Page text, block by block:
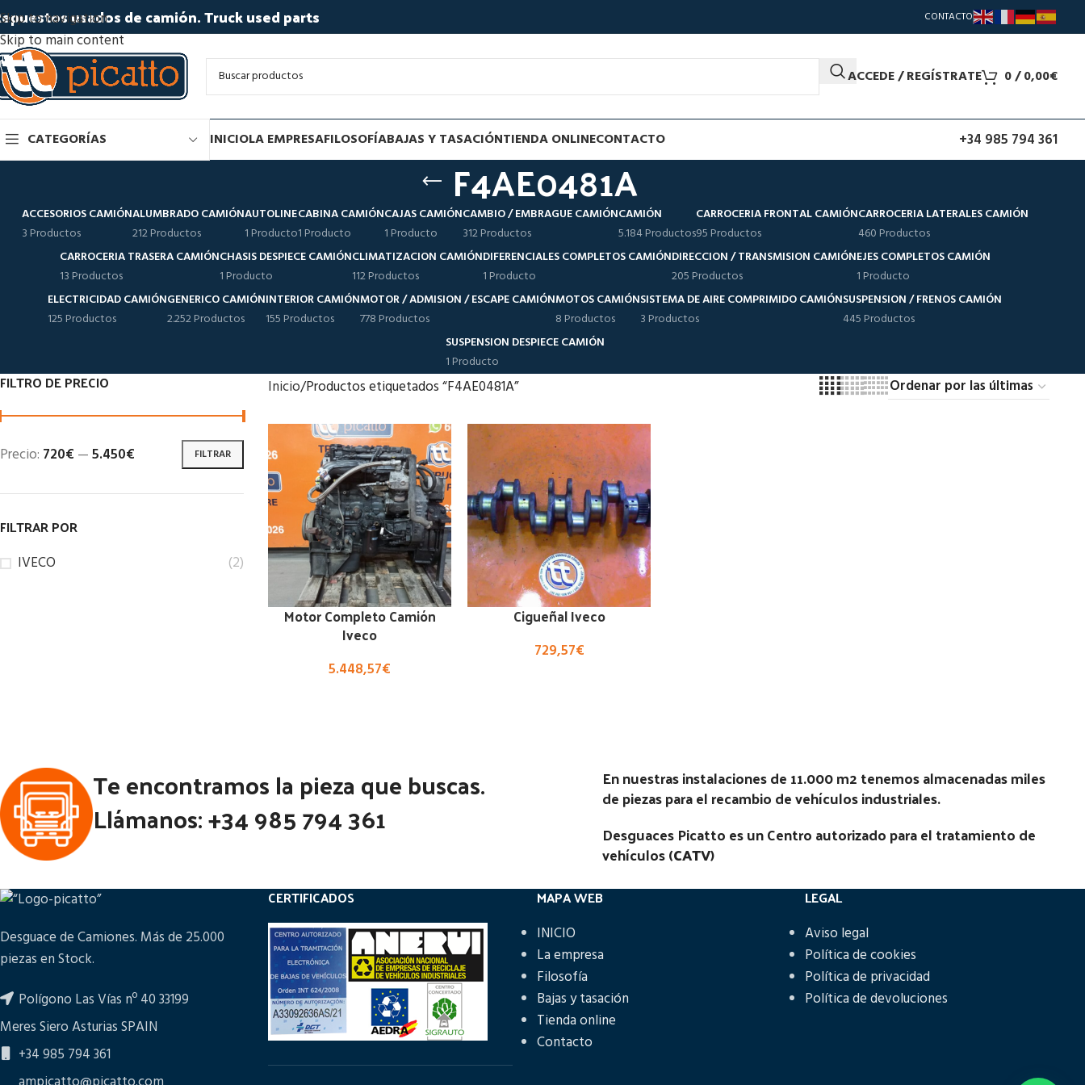
Skip to navigation
Skip to main content
usados de camión. Truck used parts CONTACTO
ACCEDE / REGÍSTRATE 0/0,00€
CATEGORÍAS INICIOLA EMPRESAFILOSOFÍABAJAS Y TASACIÓNTIENDA ONLINECONTACTO +34 985 794 361
F4AE0481A
ACCESORIOS CAMIÓN
3 Productos
ALUMBRADO CAMIÓN
212 Productos
AUTOLINE
1 Producto
CABINA CAMIÓN
1 Producto
CAJAS CAMIÓN
1 Producto
CAMBIO / EMBRAGUE CAMIÓN
312 Productos
CAMIÓN
5.184 Productos
CARROCERIA FRONTAL CAMIÓN
95 Productos
CARROCERIA LATERALES CAMIÓN
460 Productos
CARROCERIA TRASERA CAMIÓN
13 Productos
CHASIS DESPIECE CAMIÓN
1 Producto
CLIMATIZACION CAMIÓN
112 Productos
DIFERENCIALES COMPLETOS CAMIÓN
1 Producto
DIRECCION / TRANSMISION CAMIÓN
205 Productos
EJES COMPLETOS CAMIÓN
1 Producto
ELECTRICIDAD CAMIÓN
125 Productos
GENERICO CAMIÓN
2.252 Productos
INTERIOR CAMIÓN
155 Productos
MOTOR / ADMISION / ESCAPE CAMIÓN
778 Productos
MOTOS CAMIÓN
8 Productos
SISTEMA DE AIRE COMPRIMIDO CAMIÓN
3 Productos
SUSPENSION / FRENOS CAMIÓN
445 Productos
SUSPENSION DESPIECE CAMIÓN
1 Producto
FILTRO DE PRECIO
FILTRAR
Precio: 720€ —5.450€
FILTRAR POR
IVECO (2)
Inicio Productos etiquetados “F4AE0481A”
Motor Completo Camión
Iveco
5.448,57€
Cigueñal Iveco
729,57€
Te encontramos la pieza que buscas.
Llámanos: +34 985 794 361
En nuestras instalaciones de 11.000 m2 tenemos almacenadas miles
de piezas para el recambio de vehículos industriales.
Desguaces Picatto es un Centro autorizado para el tratamiento de
vehículos (CATV)
Desguace de Camiones. Más de 25.000
piezas en Stock.
Polígono Las Vías nº 40 33199
Meres Siero Asturias SPAIN
+34 985 794 361
CERTIFICADOS MAPA WEB
INICIO
La empresa
Filosofía
Bajas y tasación
Tienda online
Contacto
LEGAL
Aviso legal
Política de cookies
Política de privacidad
Política de devoluciones